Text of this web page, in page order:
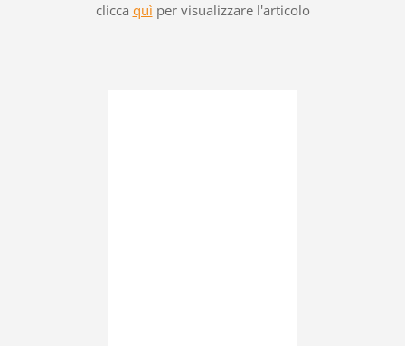
clicca quì per visualizzare l'articolo